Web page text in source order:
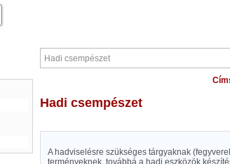
Hadi csempészet
A hadviselésre szükséges tárgyaknak
terményeknek, továbbá a hadi eszközök